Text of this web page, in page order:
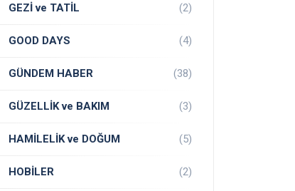
GEZİ ve TATİL (2)
GOOD DAYS (4)
GÜNDEM HABER (38)
GÜZELLİK ve BAKIM (3)
HAMİLELİK ve DOĞUM (5)
HOBİLER (2)